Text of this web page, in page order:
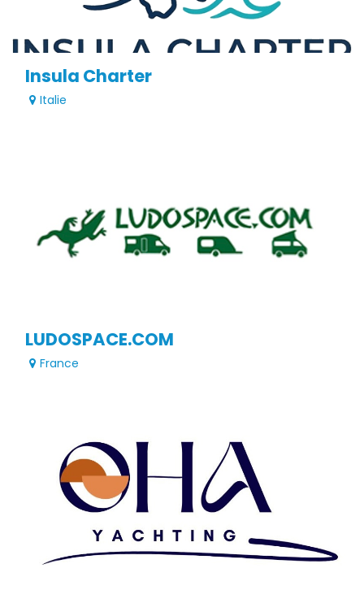
Insula Charter
Italie
LUDOSPACE.COM
France